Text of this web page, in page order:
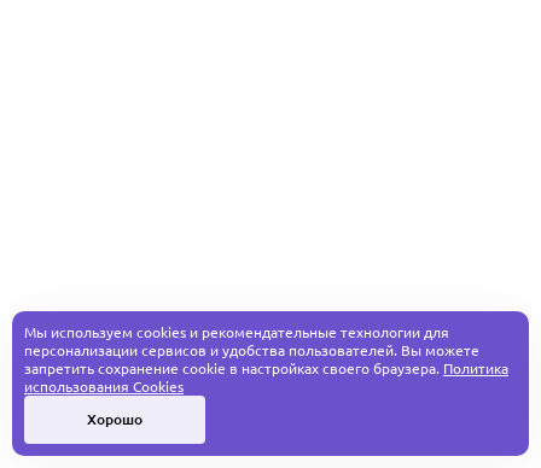
Мы используем cookies и рекомендательные технологии для
персонализации сервисов и удобства пользователей. Вы можете
запретить сохранение cookie в настройках своего браузера. Политика
использования Cookies
Хорошо